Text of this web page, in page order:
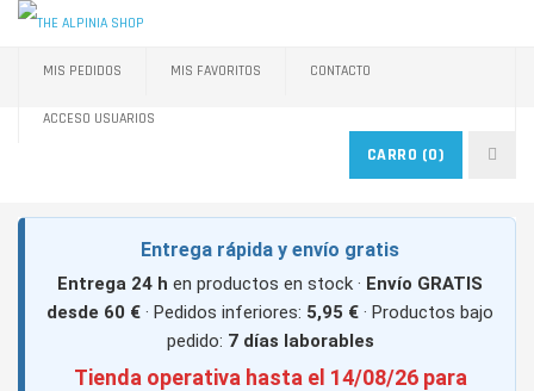
MIS PEDIDOS MIS FAVORITOS CONTACTO
ACCESO USUARIOS
CARRO (0)
Entrega rápida y envío gratis
Entrega 24 h en productos en stock · Envío GRATIS
desde 60 € · Pedidos inferiores: 5,95 € · Productos bajo
pedido: 7 días laborables
Tienda operativa hasta el 14/08/26 para